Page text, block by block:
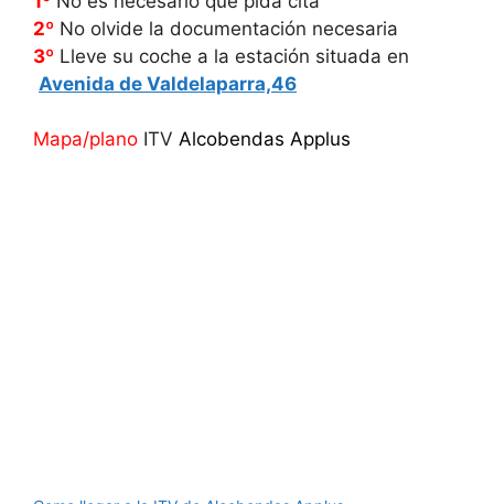
2º No olvide la documentación necesaria
3º Lleve su coche a la estación situada en
Avenida de Valdelaparra,46
Mapa/plano ITV Alcobendas Applus